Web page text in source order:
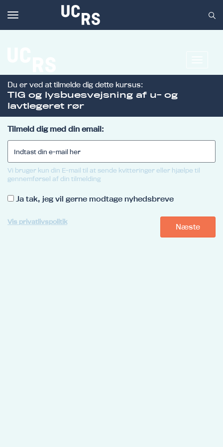
navigation
Om UCRS
Bliv faglært
Kursus
Du er ved at tilmelde dig dette kursus:
TIG og lysbuesvejsning af u- og
lavtlegeret rør
Tilmeld dig med din email:
Vi bruger kun din E-mail til at sende kvitteringer eller hjælpe til
gennemførsel af din tilmelding
Ja tak, jeg vil gerne modtage nyhedsbreve
Vis privatlivspolitik